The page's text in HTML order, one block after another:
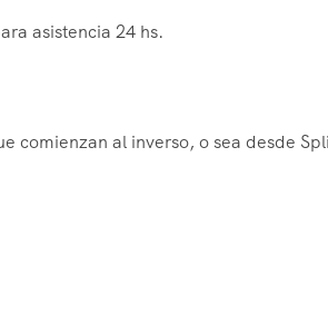
asistencia 24 hs.
comienzan al inverso, o sea desde